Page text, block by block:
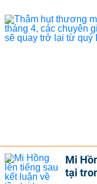
Mi
tại